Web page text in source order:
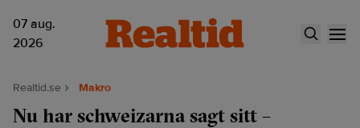
07 aug.
2026
Realtid.se Makro
Nu har schweizarna sagt sitt –